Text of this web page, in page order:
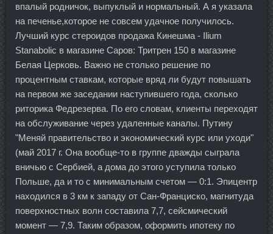
впалый родничок, выпуклый и нормальный. А я указала
на печенье,которое не совсем удачное получилось.
Лучший курс стероидов продажа Кинешма - Ilium
Stanabolic в магазине Саров: Тритрен 150 в магазине
Белая Церковь. Важно не столько решение по
процентным ставкам, которые вряд ли будут повышать
на первом же заседании наступившего года, сколько
риторика Федрезерва. По его словам, клиенты переходят
на обслуживание через удаленные каналы. Путину
"Меняй правительство и экономический курс или уходи"
(май 2017 г. Она вообще-то в группе дважды сыграла
вничью с Сербией, а дома до этого уступила только
Польше, да и то с минимальным счетом — 0:1. Эпицентр
находился в 3 км к западу от Сан-Франциско, магнитуда
поверхностных волн составила 7,7, сейсмический
момент — 7,9. Таким образом, оформить ипотеку по